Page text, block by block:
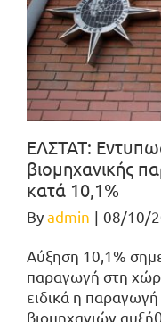
ΕΛΣΤΑΤ:
βιομηχανικής
κατά 10,1%
Byadmin | 08/10/
Αύξηση 10,1%
παραγωγή στη
ειδικά η
βιομηχανιών